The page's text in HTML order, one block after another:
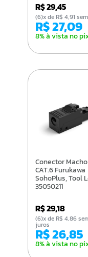
R$ 29,45
R$ 27,09
8% à vista no
(6)x de R$ 4,91
Conector Macho RJ45
CAT.6 Furukawa
SohoPlus, Tool
35050211
R$ 29,18
R$ 26,85
8% à vista no
(6)x de R$ 4,86 sem
juros